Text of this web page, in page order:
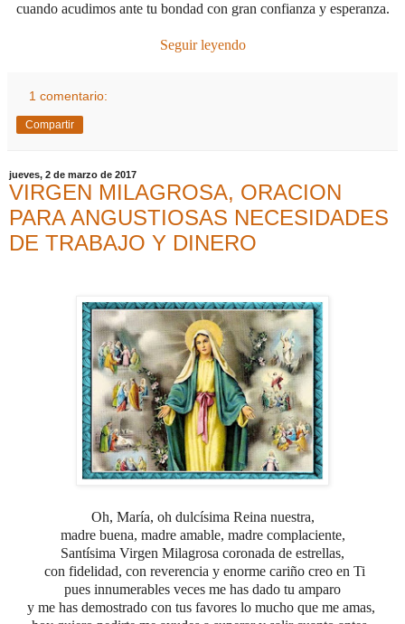
cuando acudimos ante tu bondad con gran confianza y esperanza.
Seguir leyendo
1 comentario:
Compartir
jueves, 2 de marzo de 2017
VIRGEN MILAGROSA, ORACION
PARA ANGUSTIOSAS NECESIDADES
DE TRABAJO Y DINERO
Oh, María, oh dulcísima Reina nuestra,
madre buena, madre amable, madre complaciente,
Santísima Virgen Milagrosa coronada de estrellas,
con fidelidad, con reverencia y enorme cariño creo en Ti
pues innumerables veces me has dado tu amparo
y me has demostrado con tus favores lo mucho que me amas,